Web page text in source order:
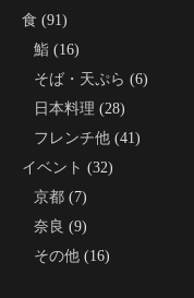
食 (91)
鮨(16)
そば・天ぷら (6)
日本料理 (28)
フレンチ他(41)
イベント (32)
京都(7)
奈良 (9)
その他(16)